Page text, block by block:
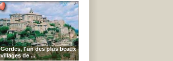
Gordes, l'un des plus beaux
villages de ...